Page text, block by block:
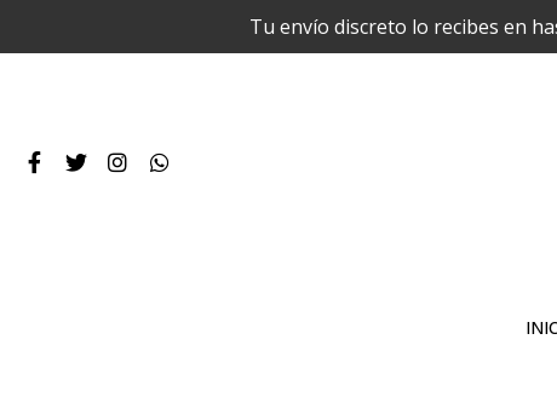
Tu envío discreto lo recibes en